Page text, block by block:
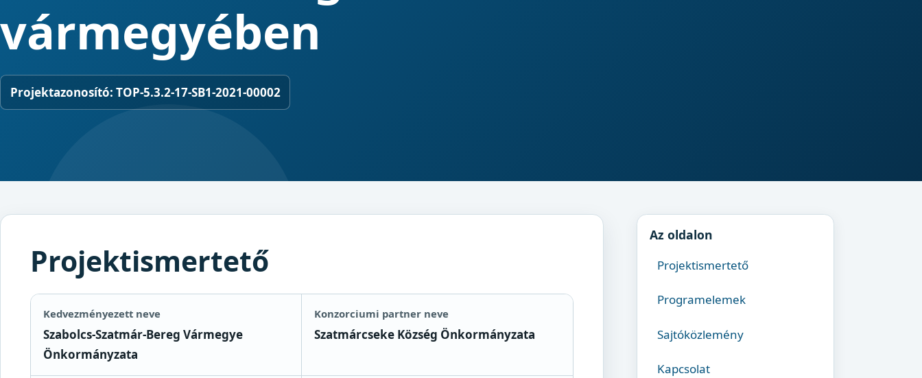
vármegyében
Projektazonosító: TOP-5.3.2-17-SB1-2021-00002
Projektismertető
Kedvezményezett neve
Szabolcs-Szatmár-Bereg Vármegye
Önkormányzata
Konzorciumi partner neve
Szatmárcseke Község Önkormányzata
Az oldalon
Projektismertető
Programelemek
Sajtóközlemény
Kapcsolat